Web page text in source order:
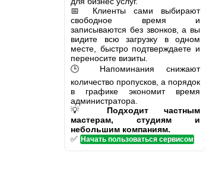
📅 Клиенты сами выбирают
свободное время и
записываются без звонков, а вы
видите всю загрузку в одном
месте, быстро подтверждаете и
переносите визиты.
🕒 Напоминания снижают
количество пропусков, а порядок
в графике экономит время
администратора.
💡 Подходит частным
мастерам, студиям и
небольшим компаниям.
✅ Начать пользоваться сервисом